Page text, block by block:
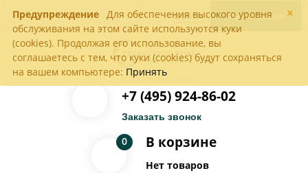
×
Предупреждение Для обеспечения высокого уровня
обслуживания на этом сайте используются куки
(cookies). Продолжая его использование, вы
соглашаетесь с тем, что куки (cookies) будут сохраняться
на вашем компьютере: Принять
Войти Регистрация
Пн-Пт с 9:00 до 18:00
+7 (495) 924-86-02
Заказать звонок
В корзине
0
Нет товаров